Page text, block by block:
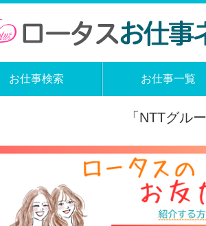
お仕事検索 お仕事一覧
「NTTグル